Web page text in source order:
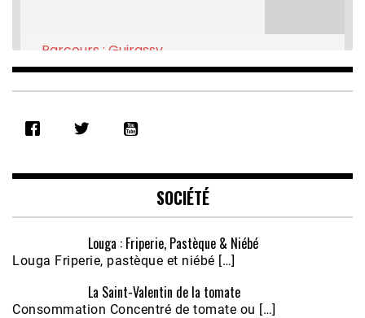
RSS FEED
EMBED
Parcours : Guirassy
Feb 16, 2021 • 28:08
SOCIÉTÉ
Louga : Friperie, Pastèque & Niébé
Louga Friperie, pastèque et niébé […]
La Saint-Valentin de la tomate
Consommation Concentré de tomate ou […]